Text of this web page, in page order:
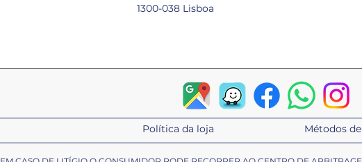
1300-038 Lisboa
Política da loja Métodos